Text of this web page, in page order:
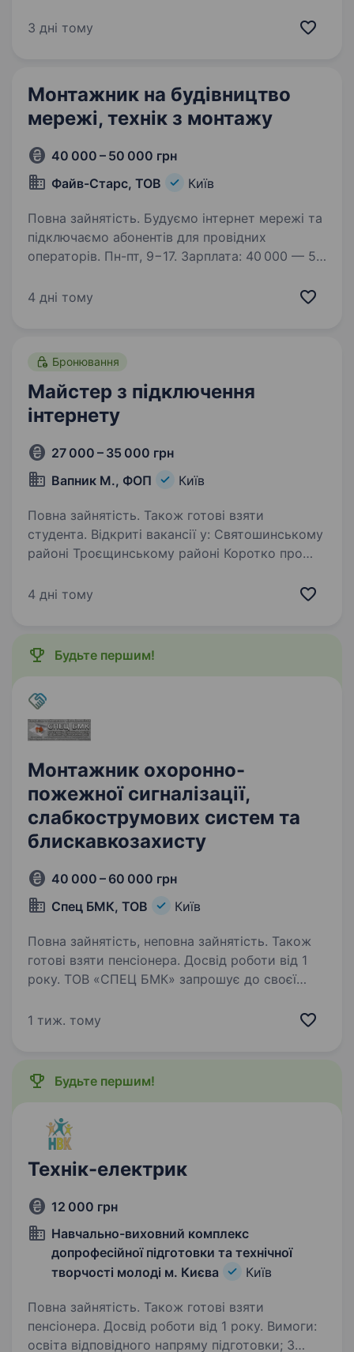
Основні обов’язки: Допомога фахівцю
3 дні тому
Монтажник на будівництво
мережі, технік з монтажу
40 000 – 50 000 грн
Файв-Старс, ТОВ
Київ
Повна зайнятість. Будуємо інтернет мережі та
підключаємо абонентів для провідних
операторів. Пн-пт, 9−17. Зарплата: 40 000 — 50
кабелю встановлення оптичних боксів буріння
4 дні тому
Бронювання
Майстер з підключення
інтернету
27 000 – 35 000 грн
Вапник М., ФОП
Київ
Повна зайнятість. Також готові взяти
студента. Відкриті вакансії у: Святошинському
районі Троєщинському районі Коротко про
(навчаємо, заробляєте з 1-го дня стажування).
4 дні тому
Будьте першим!
Монтажник охоронно-
пожежної сигналізації,
слабкострумових систем та
блискавкозахисту
40 000 – 60 000 грн
Спец БМК, ТОВ
Київ
Повна зайнятість, неповна зайнятість. Також
готові взяти пенсіонера. Досвід роботи від 1
року. ТОВ «СПЕЦ БМК» запрошує до своєї
Києві та Київській області: Монтажників
Монтажників…
1 тиж. тому
Будьте першим!
Технік-електрик
12 000 грн
Навчально-виховний комплекс
допрофесійної підготовки та технічної
творчості молоді м. Києва
Київ
Повна зайнятість. Також готові взяти
пенсіонера. Досвід роботи від 1 року. Вимоги:
освіта відповідного напряму підготовки; 3